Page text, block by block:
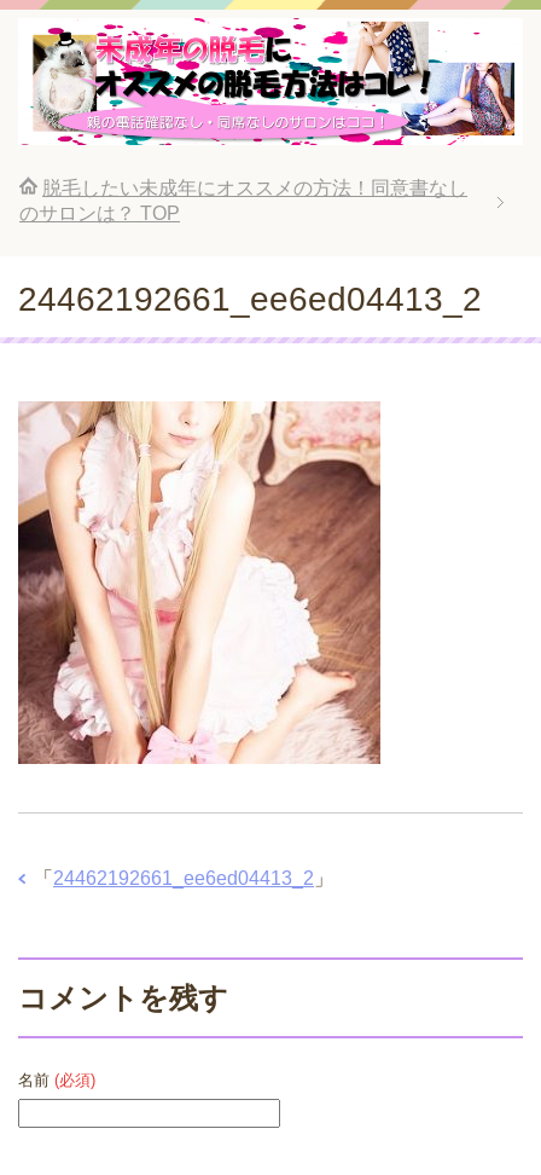
脱毛したい未成年にオススメの方法！同意書なし
のサロンは？ TOP
24462192661_ee6ed04413_2
「 24462192661_ee6ed04413_2 」
コメントを残す
名前 (必須)